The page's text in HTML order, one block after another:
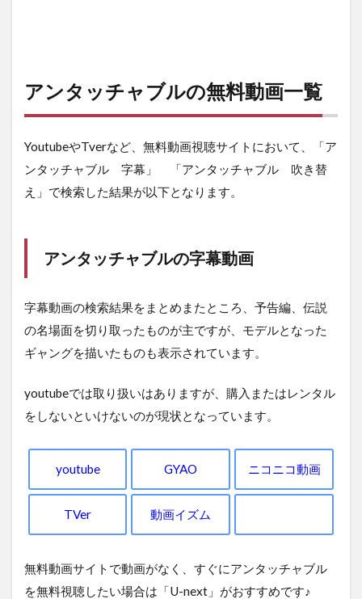
アンタッチャブルの無料動画一覧
YoutubeやTverなど、無料動画視聴サイトにおいて、「ア
ンタッチャブル 字幕」 「アンタッチャブル 吹き替
え」で検索した結果が以下となります。
アンタッチャブルの字幕動画
字幕動画の検索結果をまとめまたところ、予告編、伝説
の名場面を切り取ったものが主ですが、モデルとなった
ギャングを描いたものも表示されています。
youtubeでは取り扱いはありますが、購入またはレンタル
をしないといけないのが現状となっています。
youtube GYAO ニコニコ動画
TVer 動画イズム
無料動画サイトで動画がなく、すぐにアンタッチャブル
を無料視聴したい場合は「U-next」がおすすめです♪